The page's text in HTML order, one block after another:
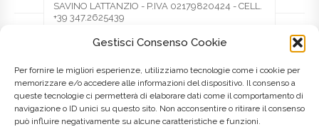
Gestisci Consenso Cookie
Per fornire le migliori esperienze, utilizziamo tecnologie come i cookie per
memorizzare e/o accedere alle informazioni del dispositivo. Il consenso a
queste tecnologie ci permetterà di elaborare dati come il comportamento di
navigazione o ID unici su questo sito. Non acconsentire o ritirare il consenso
può influire negativamente su alcune caratteristiche e funzioni.
SAVINO LATTANZIO - P.IVA 02179820424 - CELL.
+39 347.2625439
Facebook Twitter Pinterest
LinkedIn
Posted on 8 Maggio 2016